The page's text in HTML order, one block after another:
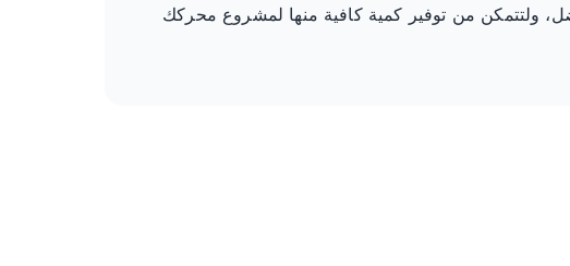
ولتتمكن من توفير كمية كافية منها لمشروع محركك